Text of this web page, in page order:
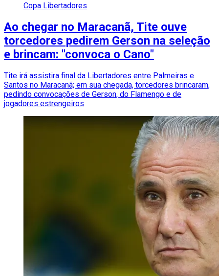
Copa Libertadores
Ao chegar no Maracanã, Tite ouve
torcedores pedirem Gerson na seleção
e brincam: "convoca o Cano"
Tite irá assistira final da Libertadores entre Palmeiras e
Santos no Maracanã; em sua chegada, torcedores brincaram,
pedindo convocações de Gerson, do Flamengo e de
jogadores estrengeiros